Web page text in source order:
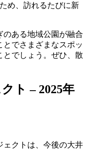
め、訪れるたびに新
のある地域公園が融合
とでさまざまなスポッ
とでしょう。ぜひ、散
ト – 2025年
ェクトは、今後の大井